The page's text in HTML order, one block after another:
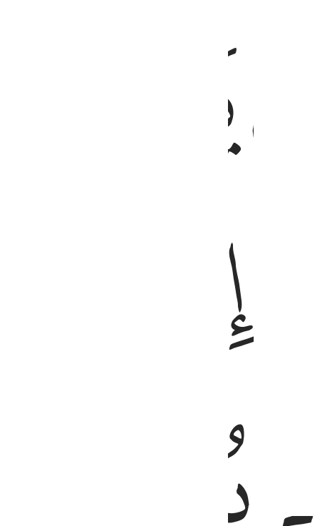
ولا يفلح الساحر حيث اتى ٦٩
كَيْدُ سَـٰحِرٍۢ ۖ وَلَا يُفْلِحُ ٱلسَّاحِرُ حَيْثُ أَتَىٰ ٦٩
ﱪﱫ
ﱰ